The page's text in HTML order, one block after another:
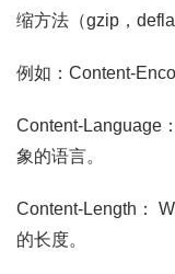
缩方法（gzip，
例如：Content-
Content-Language
象的语言。
Content-Length：
的长度。